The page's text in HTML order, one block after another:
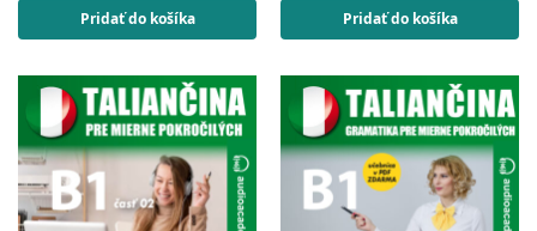
Pridať do košíka Pridať do košíka